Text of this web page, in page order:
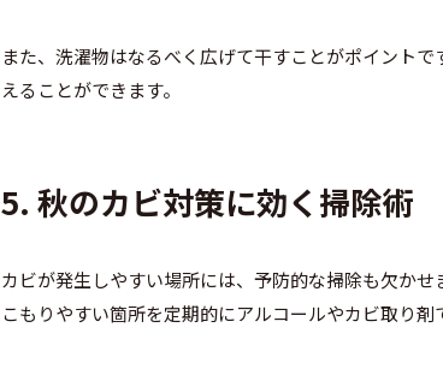
また、洗濯物はなるべく広げて干すことがポイント
えることができます。
5. 秋のカビ対策に効く掃除術
カビが発生しやすい場所には、予防的な掃除も欠か
こもりやすい箇所を定期的にアルコールやカビ取り